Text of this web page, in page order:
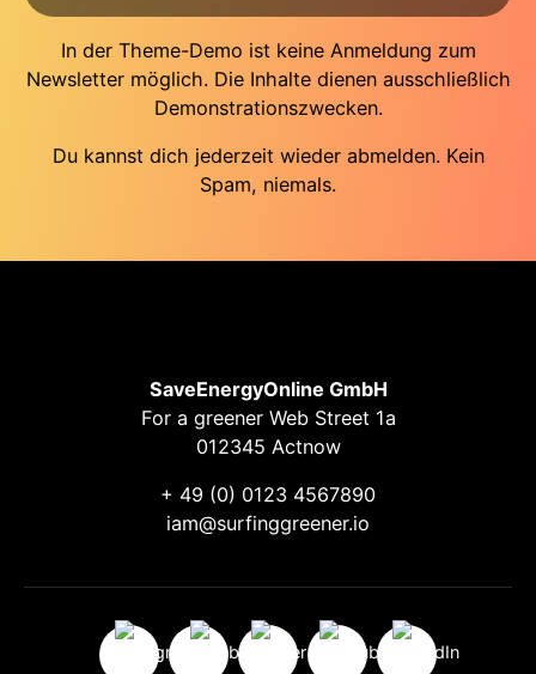
In der Theme-Demo ist keine Anmeldung zum
Newsletter möglich. Die Inhalte dienen ausschließlich
Demonstrationszwecken.
Du kannst dich jederzeit wieder abmelden. Kein
Spam, niemals.
SaveEnergyOnline GmbH
For a greener Web Street 1a
012345 Actnow
+ 49 (0) 0123 4567890
iam@surfinggreener.io